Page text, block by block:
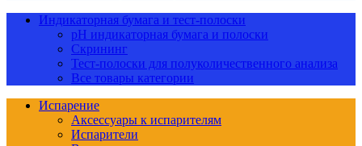
Индикаторная бумага и тест-полоски
pH индикаторная бумага и полоски
Скрининг
Тест-полоски для полуколичественного анализа
Все товары категории
Испарение
Аксессуары к испарителям
Испарители